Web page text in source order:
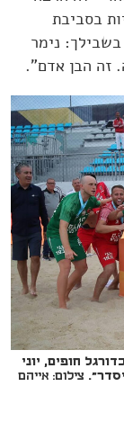
בסביבת
נימר
זה הבן אדם".
חופים, יוני
צילום: אייהם